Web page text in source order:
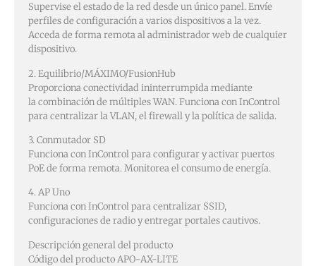
Supervise el estado de la red desde un único panel. Envíe
perfiles de configuración a varios dispositivos a la vez.
Acceda de forma remota al administrador web de cualquier
dispositivo.
2. Equilibrio/MÁXIMO/FusionHub
Proporciona conectividad ininterrumpida mediante
la combinación de múltiples WAN. Funciona con InControl
para centralizar la VLAN, el firewall y la política de salida.
3. Conmutador SD
Funciona con InControl para configurar y activar puertos
PoE de forma remota. Monitorea el consumo de energía.
4. AP Uno
Funciona con InControl para centralizar SSID,
configuraciones de radio y entregar portales cautivos.
Descripción general del producto
Código del producto APO-AX-LITE